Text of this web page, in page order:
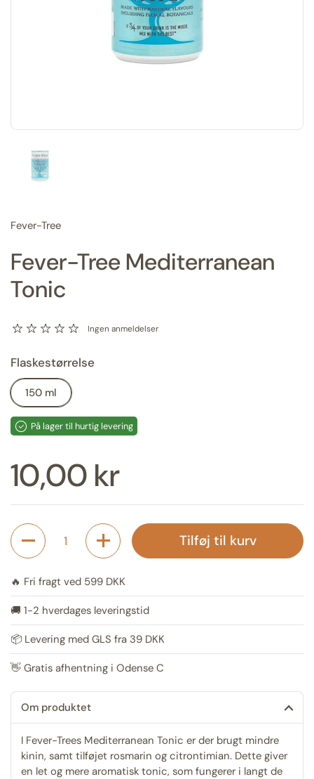
Fever-Tree
Fever-Tree Mediterranean
Tonic
Ingen anmeldelser
Flaskestørrelse
150 ml
På lager til hurtig levering
Pris:
10,00 kr
Antal
Tilføj til kurv
🔥 Fri fragt ved 599 DKK
🚚 1-2 hverdages leveringstid
📦 Levering med GLS fra 39 DKK
👋 Gratis afhentning i Odense C
Om produktet
I Fever-Trees Mediterranean Tonic er der brugt mindre
kinin, samt tilføjet rosmarin og citrontimian. Dette giver
en let og mere aromatisk tonic, som fungerer i langt de